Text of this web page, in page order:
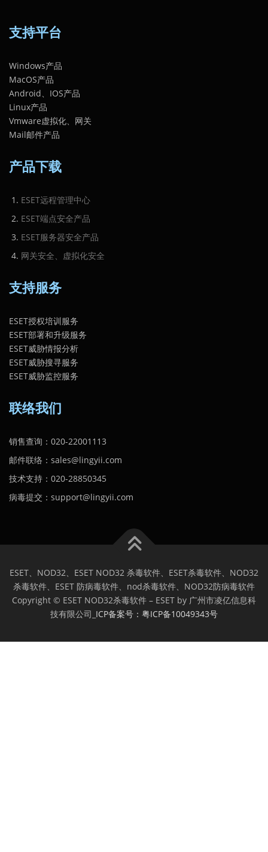
支持平台
Windows产品
MacOS产品
Android、IOS产品
Linux产品
Vmware虚拟化、网关
Mail邮件产品
产品下载
ESET远程管理中心
ESET端点安全产品
ESET服务器安全产品
网关安全、虚拟化安全
支持服务
ESET授权培训服务
ESET部署和升级服务
ESET威胁情报分析
ESET威胁搜寻服务
ESET威胁监控服务
联络我们
销售查询：020-22001113
邮件联络：sales@lingyii.com
技术支持：020-28850345
病毒提交：support@lingyii.com
ESET、NOD32、ESET NOD32 杀毒软件、ESET杀毒软件、NOD32
杀毒软件、ESET 防病毒软件、nod杀毒软件、NOD32防病毒软件
Copyright © ESET NOD32杀毒软件 – ESET by 广州市凌亿信息科
技有限公司_ ICP备案号：粤ICP备10049343号